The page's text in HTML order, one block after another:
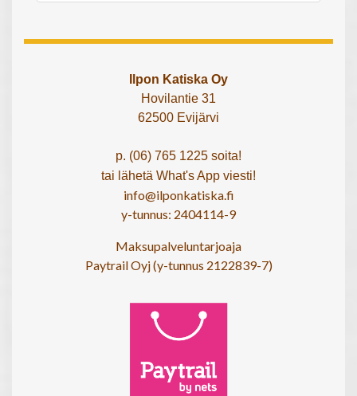
Ilpon Katiska Oy
Hovilantie 31
62500 Evijärvi
p. (06) 765 1225 soita!
tai lähetä What's App viesti!
info@ilponkatiska.fi
y-tunnus: 2404114-9
Maksupalveluntarjoaja
Paytrail Oyj (y-tunnus 2122839-7)